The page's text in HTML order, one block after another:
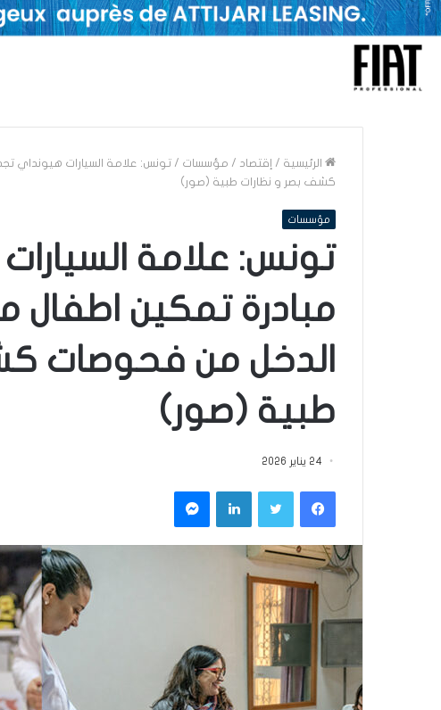
الرئيسية / إقتصاد / مؤسسات / تونس: علامة السيارات هيونداي
كشف بصر و نظارات طبية (صور)
مؤسسات
تونس: علامة
مبادرة تمكين اطفال
الدخل من فحوصات
طبية (صور)
24 يناير 2026
فيسبوكتويتر لينكدإن ماسنجر